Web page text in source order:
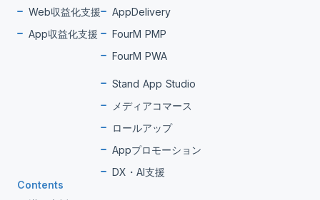
Web収益化支援
App収益化支援
AppDelivery
FourM PMP
FourM PWA
Stand App Studio
メディアコマース
ロールアップ
Appプロモーション
DX・AI支援
Contents